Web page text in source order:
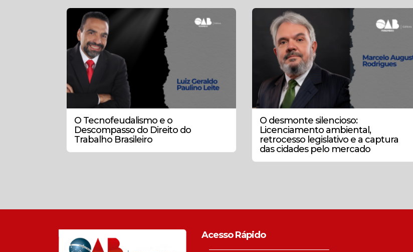
O Tecnofeudalismo e o
Descompasso do Direito do
Trabalho Brasileiro
O desmonte silencioso:
Licenciamento ambiental,
retrocesso legislativo e a captura
das cidades pelo mercado
Acesso Rápido